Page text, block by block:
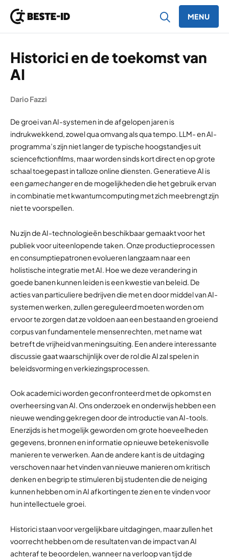
MENU
Historici en de toekomst van
AI
Dario Fazzi
De groei van AI-systemen in de afgelopen jaren is
indrukwekkend, zowel qua omvang als qua tempo. LLM- en AI-
programma’s zijn niet langer de typische hoogstandjes uit
sciencefictionfilms, maar worden sinds kort direct en op grote
schaal toegepast in talloze online diensten. Generatieve AI is
eengamechangeren de mogelijkheden die het gebruik ervan
in combinatie met kwantumcomputing met zich meebrengt zijn
niet te voorspellen.
Nu zijn de AI-technologieën beschikbaar gemaakt voor het
publiek voor uiteenlopende taken. Onze productieprocessen
en consumptiepatronen evolueren langzaam naar een
holistische integratie met AI. Hoe we deze verandering in
goede banen kunnen leiden is een kwestie van beleid. De
acties van particuliere bedrijven die met en door middel van AI-
systemen werken, zullen gereguleerd moeten worden om
ervoor te zorgen dat ze voldoen aan een bestaand en groeiend
corpus van fundamentele mensenrechten, met name wat
betreft de vrijheid van meningsuiting. Een andere interessante
discussie gaat waarschijnlijk over de rol die AI zal spelen in
beleidsvorming en verkiezingsprocessen.
Ook academici worden geconfronteerd met de opkomst en
overheersing van AI. Ons onderzoek en onderwijs hebben een
nieuwe wending gekregen door de introductie van AI-tools.
Enerzijds is het mogelijk geworden om grote hoeveelheden
gegevens, bronnen en informatie op nieuwe betekenisvolle
manieren te verwerken. Aan de andere kant is de uitdaging
verschoven naar het vinden van nieuwe manieren om kritisch
denken en begrip te stimuleren bij studenten die de neiging
kunnen hebben om in AI afkortingen te zien en te vinden voor
hun intellectuele groei.
Historici staan voor vergelijkbare uitdagingen, maar zullen het
voorrecht hebben om de resultaten van de impact van AI
achteraf te beoordelen, wanneer na verloop van tijd de